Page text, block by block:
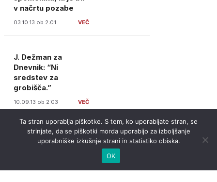
v načrtu pozabe
03.10.13 ob 2:01
J. Dežman za
Dnevnik: “Ni
sredstev za
grobišča.”
10.09.13 ob 2:03
Ta stran uporablja piškotke. S tem, ko uporabljate stran, se
strinjate, da se piškotki morda uporabijo za izboljšanje
uporabniške izkušnje strani in statistiko obiska.
OK